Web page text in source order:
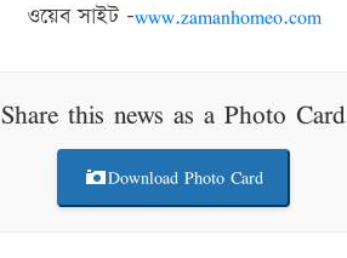
ওয়েব সাইট –www.zamanhomeo.com
Share this news as a Photo Card
Download Photo Card